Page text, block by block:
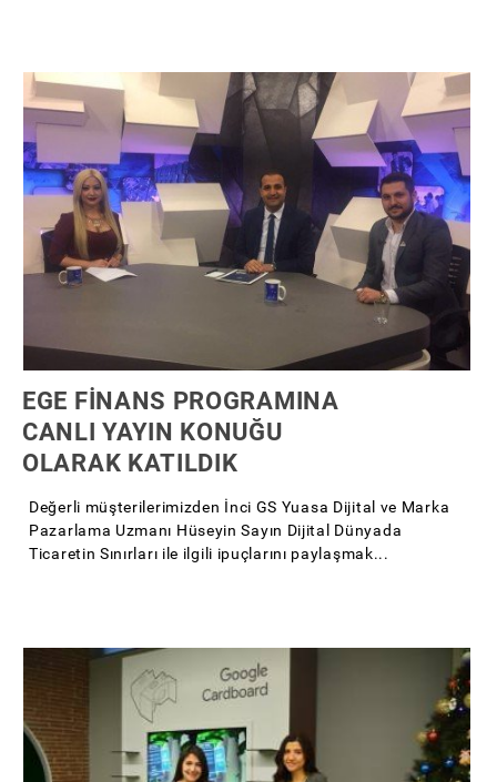
EGE FİNANS PROGRAMINA
CANLI YAYIN KONUĞU
OLARAK KATILDIK
Değerli müşterilerimizden İnci GS Yuasa Dijital ve Marka
Pazarlama Uzmanı Hüseyin Sayın Dijital Dünyada
Ticaretin Sınırları ile ilgili ipuçlarını paylaşmak...